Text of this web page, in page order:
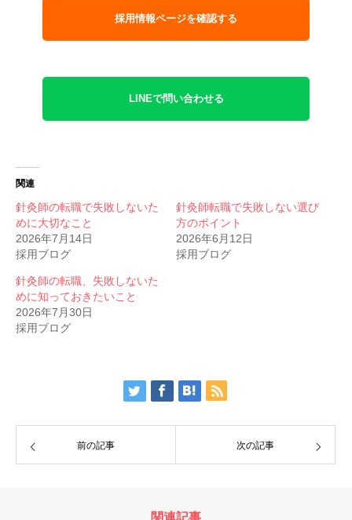
採用情報ページを確認する
LINEで問い合わせる
関連
針灸師の転職で失敗しないた
めに大切なこと
2026年7月14日
採用ブログ
針灸師転職で失敗しない選び
方のポイント
2026年6月12日
採用ブログ
針灸師の転職、失敗しないた
めに知っておきたいこと
2026年7月30日
採用ブログ
前の記事 次の記事
関連記事